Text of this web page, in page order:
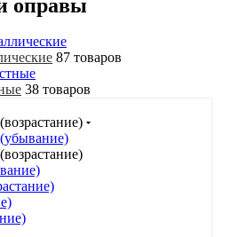
оправы
87 товаров
38 товаров